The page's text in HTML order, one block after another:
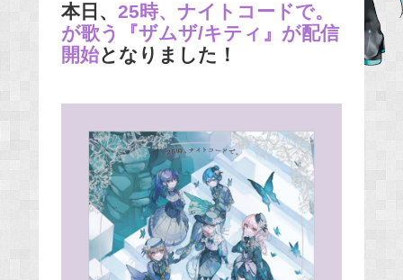
e
o
k
本日、 25時、ナイトコードで。
が歌う『ザムザ/キティ』が配信
開始となりました！